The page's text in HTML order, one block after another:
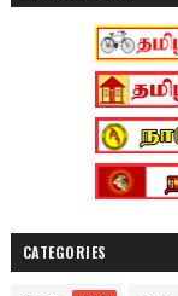
CATEGORIES